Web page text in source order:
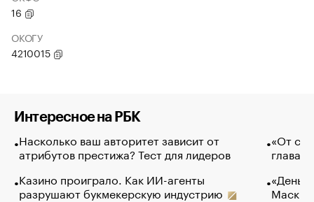
16
ОКОГУ
4210015
Интересное на РБК
Насколько ваш авторитет зависит от
атрибутов престижа? Тест для лидеров
Казино проиграло. Как ИИ-агенты
разрушают букмекерскую индустрию
«От
глава
Маск в